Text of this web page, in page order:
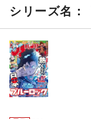
シリーズ名：